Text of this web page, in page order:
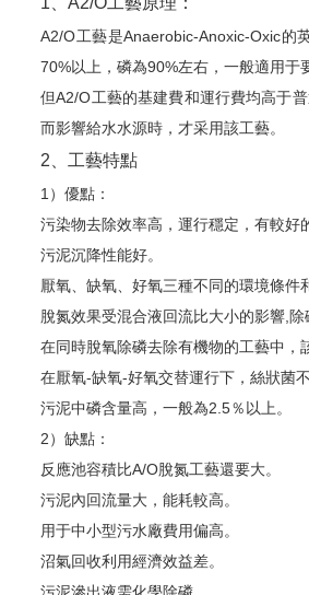
A2/O工藝是Anaerobic-Anoxic-Oxic的
70%以上，磷為90%左右，一般適用
但A2/O工藝的基建費和運行費均高于
而影響給水水源時，才采用該工藝。
2、工藝特點
1）優點：
污染物去除效率高，運行穩定，有較好
污泥沉降性能好。
厭氧、缺氧、好氧三種不同的環境條
脫氮效果受混合液回流比大小的影響,
在同時脫氧除磷去除有機物的工藝中
在厭氧-缺氧-好氧交替運行下，絲狀菌
污泥中磷含量高，一般為2.5％以上。
2）缺點：
反應池容積比A/O脫氮工藝還要大。
污泥內回流量大，能耗較高。
用于中小型污水廠費用偏高。
沼氣回收利用經濟效益差。
污泥滲出液需化學除磷。